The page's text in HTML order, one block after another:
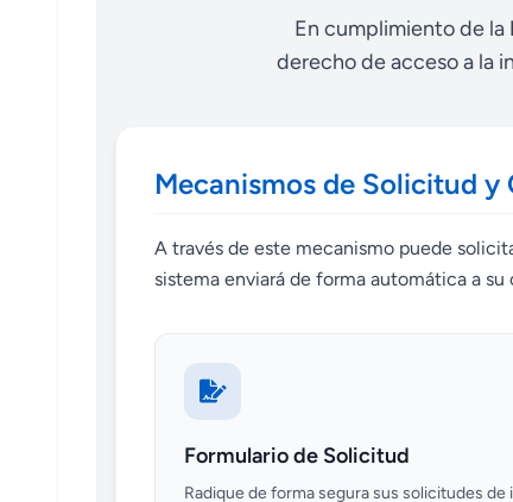
En cumplimiento de la
derecho de acceso a la
Mecanismos de Solicitud y
A través de este mecanismo puede
sistema enviará de forma automática a
Formulario de Solicitud
Radique de forma segura sus solicitudes